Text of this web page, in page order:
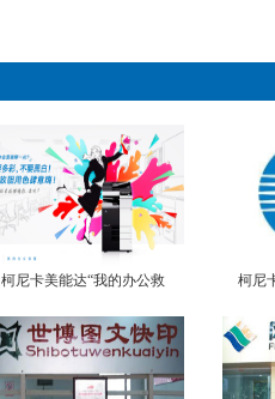
柯尼卡美能达“我的办公救
柯尼